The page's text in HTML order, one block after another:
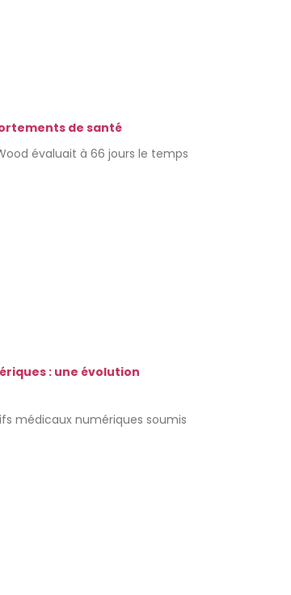
de santé
évaluait à 66 jours le temps
: une évolution
médicaux numériques soumis